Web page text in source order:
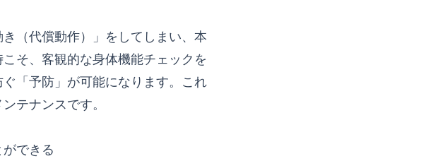
（代償動作）」をしてしまい、本
そ、客観的な身体機能チェックを
「予防」が可能になります。これ
テナンスです。
できる